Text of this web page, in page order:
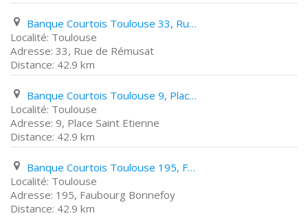
Banque Courtois Toulouse 33, Rue de Rémusat
Toulouse
33, Rue de Rémusat
42.9 km
Banque Courtois Toulouse 9, Place Saint Etienne
Toulouse
9, Place Saint Etienne
42.9 km
Banque Courtois Toulouse 195, Faubourg Bonnefoy
Toulouse
195, Faubourg Bonnefoy
42.9 km